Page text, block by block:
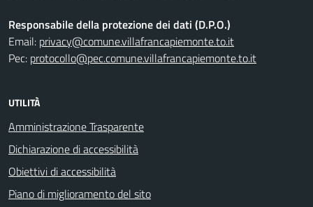
Responsabile della protezione dei dati (D.P.O.)
Email: privacy@comune.villafrancapiemonte.to.it
Pec: protocollo@pec.comune.villafrancapiemonte.to.it
UTILITÀ
Amministrazione Trasparente
Dichiarazione di accessibilità
Obiettivi di accessibilità
Piano di miglioramento del sito